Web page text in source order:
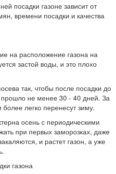
посадки газоне зависит от
времени посадки и качества
на расположение газона на
застой воды, и это плохо
так, чтобы после посадки до
не менее 30 - 40 дней. За
легко перенесут зиму.
осень с периодическими
при первых заморозках, даже
и растет газон, а уже
газона